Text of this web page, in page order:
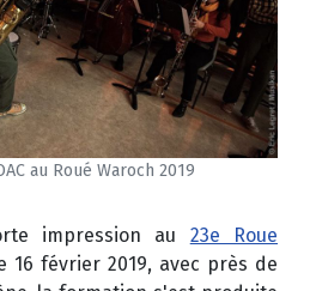
au Roué Waroch 2019
impression au 23e Roue
16 février 2019, avec près de